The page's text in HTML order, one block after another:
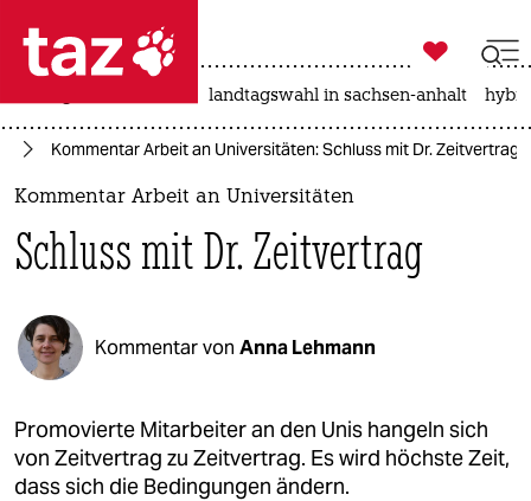
 taz zahl ich
taz zahl ich
politik
öko
gesellschaft
kultur
sport

taz zahl ich
landtagswahl in sachsen-anhalt
Kommentar Arbeit an Universitäten: Schluss mit Dr. Zeitvertrag
Kommentar Arbeit an Universitäten
Schluss mit Dr. Zeitvertrag
Kommentar von Anna Lehmann
Promovierte Mitarbeiter an den Unis hangeln sich
von Zeitvertrag zu Zeitvertrag. Es wird höchste Zeit,
dass sich die Bedingungen ändern.